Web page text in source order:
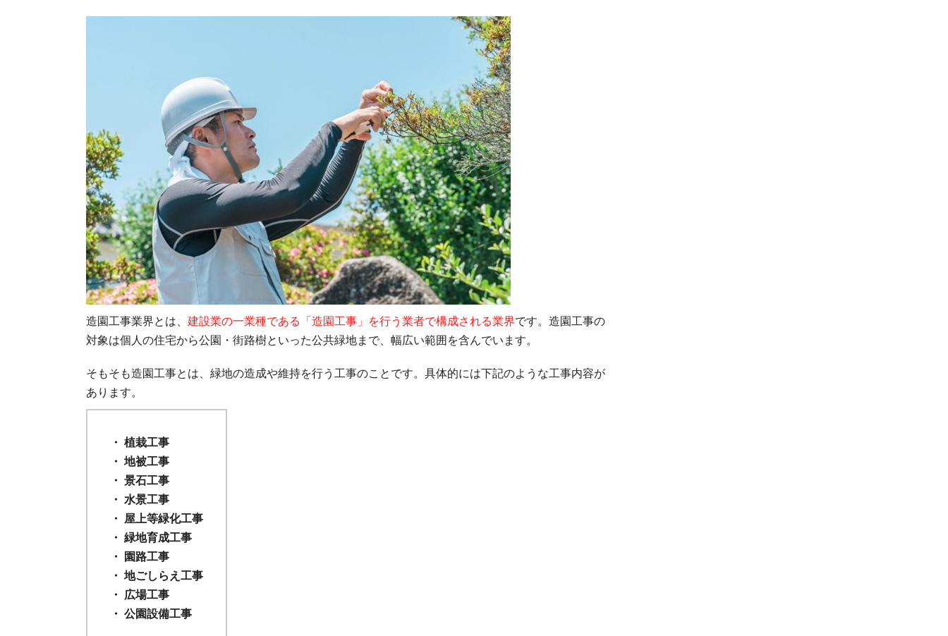
造園工事業界とは、 建設業の一業種である「造園工事」を行う業者で構成される業界です。造園工事の
対象は個人の住宅から公園・街路樹といった公共緑地まで、幅広い範囲を含んでいます。
そもそも造園工事とは、緑地の造成や維持を行う工事のことです。具体的には下記のような工事内容が
あります。
植栽工事
地被工事
景石工事
水景工事
屋上等緑化工事
緑地育成工事
園路工事
地ごしらえ工事
広場工事
公園設備工事